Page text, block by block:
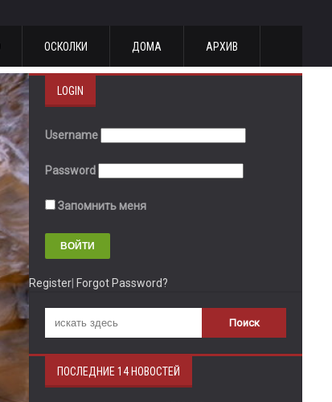
ОСКОЛКИ ДОМА АРХИВ
LOGIN
Username
Password
Запомнить меня
Register Forgot Password?
ПОСЛЕДНИЕ 14 НОВОСТЕЙ